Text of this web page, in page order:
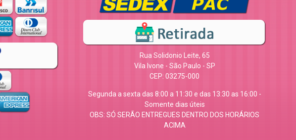
Rua Solidonio Leite, 65
Vila Ivone - São Paulo - SP
CEP: 03275-000
Segunda a sexta das 8:00 a 11:30 e das 13:30 as 16:00 -
Somente dias úteis
OBS: SÓ SERÃO ENTREGUES DENTRO DOS HORÁRIOS
ACIMA